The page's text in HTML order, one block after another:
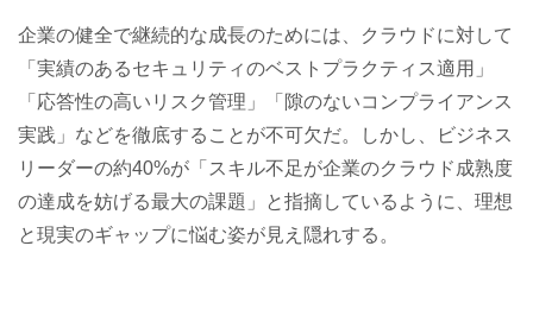
企業の健全で継続的な成長のためには、クラウドに対して
「実績のあるセキュリティのベストプラクティス適用」
「応答性の高いリスク管理」「隙のないコンプライアンス
実践」などを徹底することが不可欠だ。しかし、ビジネス
リーダーの約40%が「スキル不足が企業のクラウド成熟度
の達成を妨げる最大の課題」と指摘しているように、理想
と現実のギャップに悩む姿が見え隠れする。